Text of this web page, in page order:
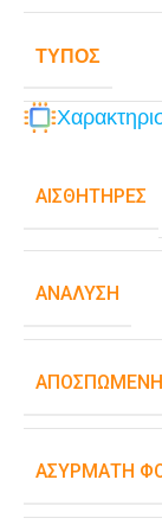
ΤΎΠΟΣ
ΑΙΣΘΗΤΉΡΕΣ
ΑΝΆΛΥΣΗ
ΑΠΟΣΠΏΜΕΝΗ
ΑΣΎΡΜΑΤΗ